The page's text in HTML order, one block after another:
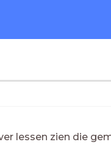
lessen zien die